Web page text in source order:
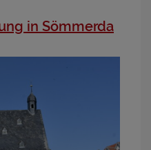
in Sömmerda